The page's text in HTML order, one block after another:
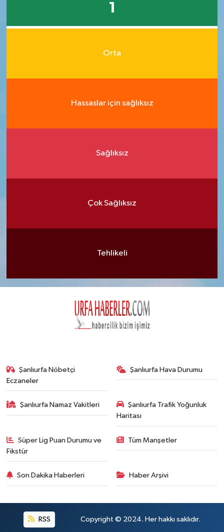
1
Orta
Hassaslar için sağlıksız
Sağlıksız
Çok Sağlıksız
Tehlikeli
Şanlıurfa Nöbetçi
Eczaneler
Şanlıurfa Hava Durumu
Şanlıurfa Namaz Vakitleri
Şanlıurfa Trafik Yoğunluk
Haritası
Süper Lig Puan Durumu ve
Fikstür
Tüm Manşetler
Son Dakika Haberleri Haber Arşivi
RSS Copyright © 2024. Her hakkı saklıdır.